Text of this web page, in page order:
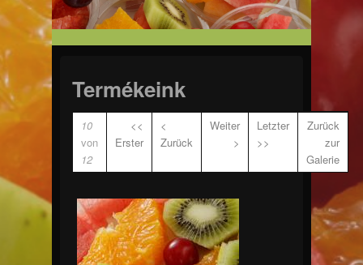
Termékeink
10
von
12
<<
Erster
<
Zurück
Weiter
>
Letzter
>>
Zurück
zur
Galerie
_W3A5312.jpg